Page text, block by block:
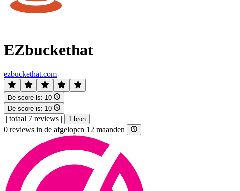
EZbuckethat
ezbuckethat.com
De score is: 10
De score is: 10
| totaal 7 reviews | 1 bron
0 reviews in de afgelopen 12 maanden